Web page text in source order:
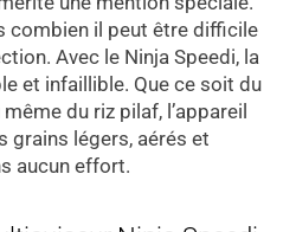
combien il peut être difficile
Avec le Ninja Speedi, la
et infaillible. Que ce soit du
du riz pilaf, l’appareil
grains légers, aérés et
aucun effort.